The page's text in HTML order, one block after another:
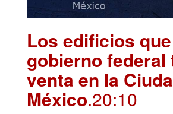
Los edificios
gobierno federal
venta en la
México.20:10